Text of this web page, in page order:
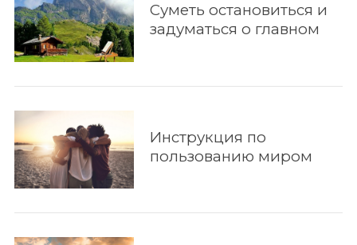
Суметь остановиться и
задуматься о главном
Инструкция по
пользованию миром
По авторам